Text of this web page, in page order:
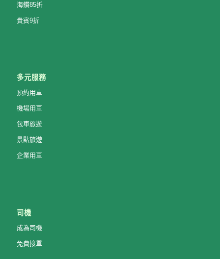
海鑽85折
貴賓9折
多元服務
預約用車
機場用車
包車旅遊
景點旅遊
企業用車
司機
成為司機
免費接單